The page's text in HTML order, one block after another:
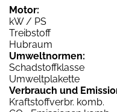
Motor:
kW / PS
Treibstoff
Hubraum
Umweltnormen:
Schadstoffklasse
Umweltplakette
Verbrauch und
Kraftstoffverbr. komb.